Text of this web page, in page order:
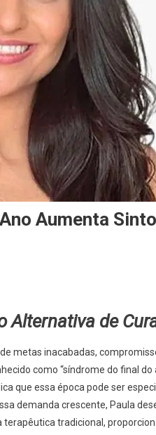
Aumenta
Alternativa de
metas inacabadas,
como “síndrome do final
que essa época pode ser
demanda crescente, Paula
tradicional,